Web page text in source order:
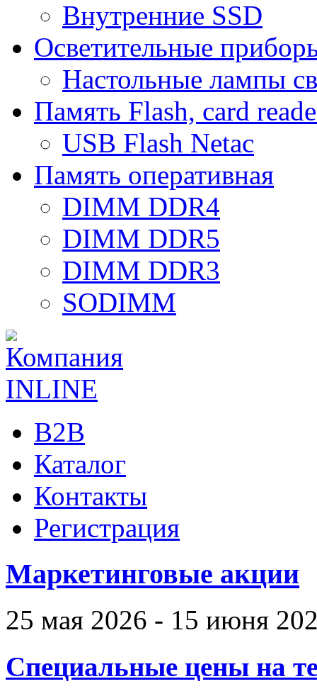
Внутренние SSD
Осветительные
Настольные лампы
Память Flash, card
USB Flash Netac
Память оперативная
DIMM DDR4
DIMM DDR5
DIMM DDR3
SODIMM
B2B
Каталог
Контакты
Регистрация
Маркетинговые акции
25 мая 2026 - 15 июня
Специальные цены на